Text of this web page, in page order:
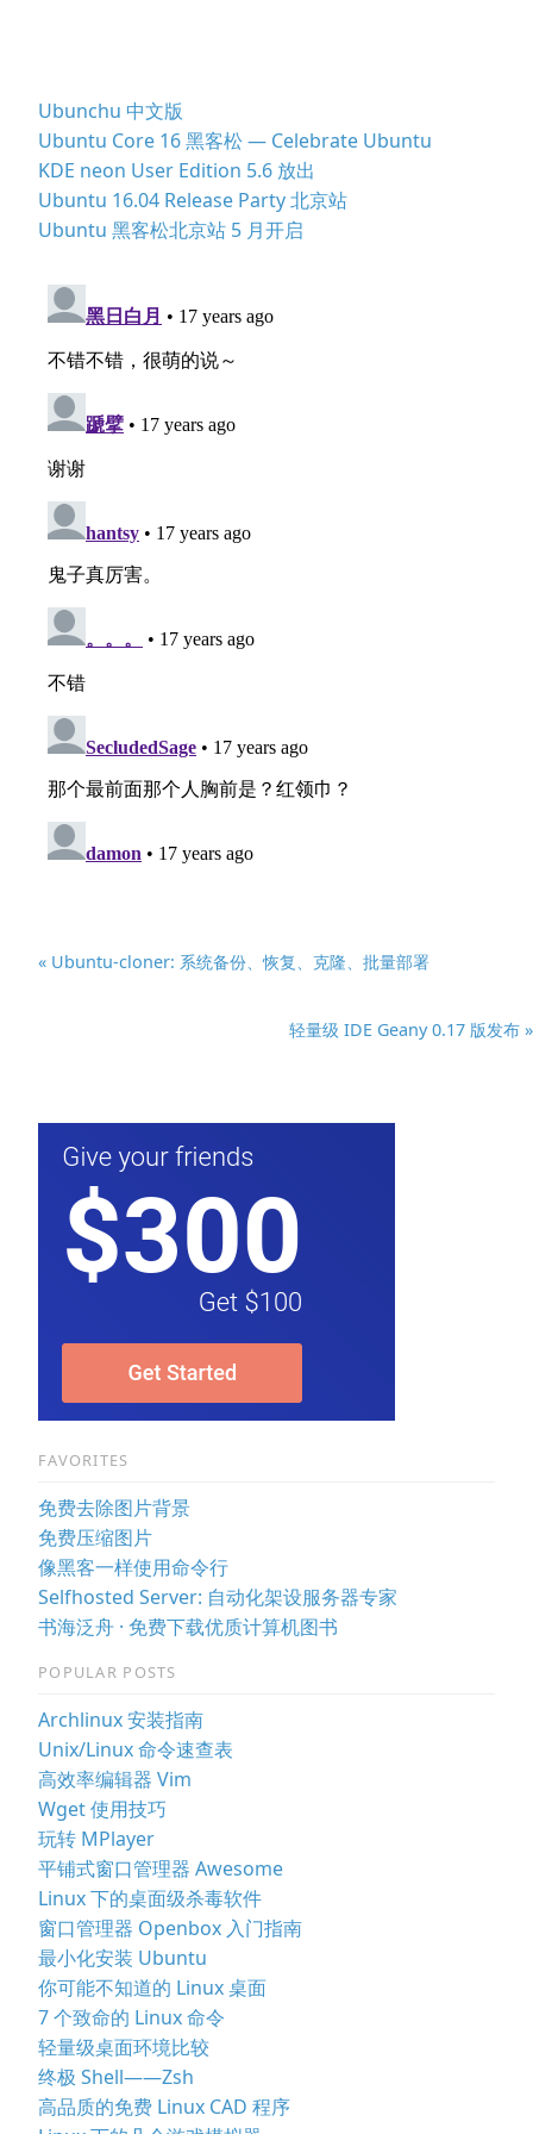
Ubunchu 中文版
Ubuntu Core 16 黑客松 — Celebrate Ubuntu
KDE neon User Edition 5.6 放出
Ubuntu 16.04 Release Party 北京站
Ubuntu 黑客松北京站 5 月开启
« Ubuntu-cloner: 系统备份、恢复、克隆、批量部署
轻量级 IDE Geany 0.17 版发布 »
FAVORITES
免费去除图片背景
免费压缩图片
像黑客一样使用命令行
Selfhosted Server: 自动化架设服务器专家
书海泛舟 · 免费下载优质计算机图书
POPULAR POSTS
Archlinux 安装指南
Unix/Linux 命令速查表
高效率编辑器 Vim
Wget 使用技巧
玩转 MPlayer
平铺式窗口管理器 Awesome
Linux 下的桌面级杀毒软件
窗口管理器 Openbox 入门指南
最小化安装 Ubuntu
你可能不知道的 Linux 桌面
7 个致命的 Linux 命令
轻量级桌面环境比较
终极 Shell——Zsh
高品质的免费 Linux CAD 程序